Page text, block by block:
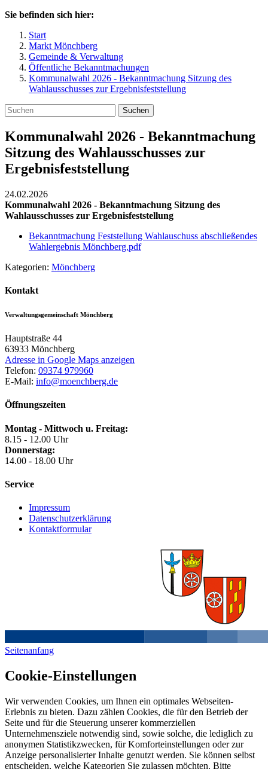
Sie befinden sich hier:
Start
Markt Mönchberg
Gemeinde & Verwaltung
Öffentliche Bekanntmachungen
Kommunalwahl 2026 - Bekanntmachung Sitzung des
Wahlausschusses zur Ergebnisfeststellung
Suchen
Kommunalwahl 2026 - Bekanntmachung
Sitzung des Wahlausschusses zur
Ergebnisfeststellung
24.02.2026
Kommunalwahl 2026 - Bekanntmachung Sitzung des
Wahlausschusses zur Ergebnisfeststellung
Bekanntmachung Feststellung Wahlauschuss abschließendes
Wahlergebnis Mönchberg.pdf
Kategorien: Mönchberg
Kontakt
Verwaltungsgemeinschaft Mönchberg
Hauptstraße 44
63933 Mönchberg
Adresse in Google Maps anzeigen
Telefon: 09374 979960
E-Mail: info@moenchberg.de
Öffnungszeiten
Montag - Mittwoch u. Freitag:
8.15 - 12.00 Uhr
Donnerstag:
14.00 - 18.00 Uhr
Service
Impressum
Datenschutzerklärung
Kontaktformular
Seitenanfang
Cookie-Einstellungen
Wir verwenden Cookies, um Ihnen ein optimales Webseiten-
Erlebnis zu bieten. Dazu zählen Cookies, die für den Betrieb der
Seite und für die Steuerung unserer kommerziellen
Unternehmensziele notwendig sind, sowie solche, die lediglich zu
anonymen Statistikzwecken, für Komforteinstellungen oder zur
Anzeige personalisierter Inhalte genutzt werden. Sie können selbst
entscheiden, welche Kategorien Sie zulassen möchten. Bitte